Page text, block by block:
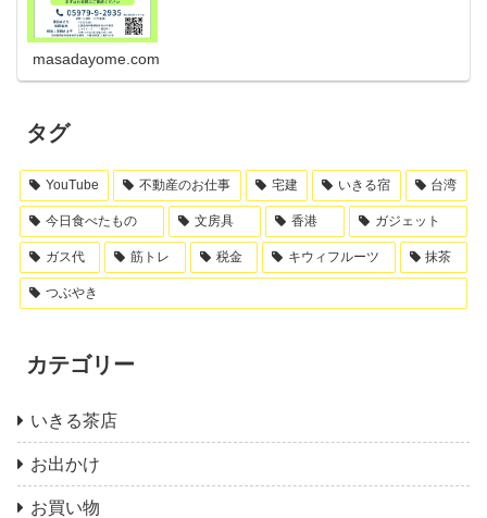
masadayome.com
タグ
YouTube 不動産のお仕事 宅建 いきる宿 台湾
今日食べたもの 文房具 香港 ガジェット
ガス代 筋トレ 税金 キウィフルーツ 抹茶
つぶやき
カテゴリー
いきる茶店
お出かけ
お買い物